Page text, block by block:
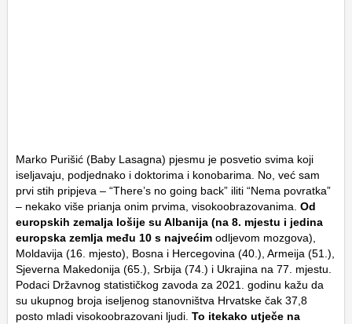
Marko Purišić (Baby Lasagna) pjesmu je posvetio svima koji
iseljavaju, podjednako i doktorima i konobarima. No, već sam
prvi stih pripjeva – “There’s no going back” iliti “Nema povratka”
– nekako više prianja onim prvima, visokoobrazovanima. Od
europskih zemalja lošije su Albanija (na 8. mjestu i jedina
europska zemlja među 10 s najvećim odljevom mozgova),
Moldavija (16. mjesto), Bosna i Hercegovina (40.), Armeija (51.),
Sjeverna Makedonija (65.), Srbija (74.) i Ukrajina na 77. mjestu.
Podaci Državnog statističkog zavoda za 2021. godinu kažu da
su ukupnog broja iseljenog stanovništva Hrvatske čak 37,8
posto mladi visokoobrazovani ljudi. To itekako utječe na